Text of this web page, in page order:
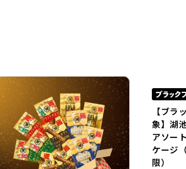
【ブラ
象】湖
アソー
ケージ
限）